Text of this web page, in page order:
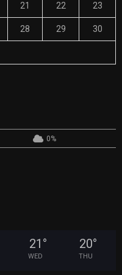
21 22 23
28 29 30
0%
21 °
WED
20°
THU